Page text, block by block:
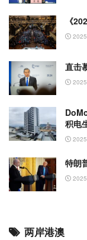
《
直击
积电
特朗
两岸港澳